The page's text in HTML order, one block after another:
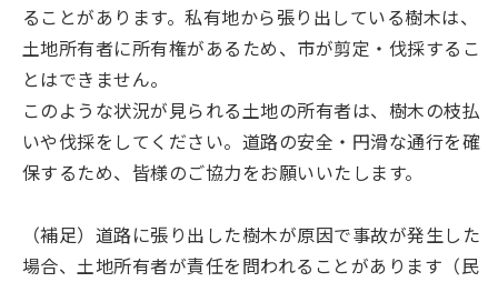
ることがあります。私有地から張り出している樹木は、
土地所有者に所有権があるため、市が剪定・伐採するこ
とはできません。
このような状況が見られる土地の所有者は、樹木の枝払
いや伐採をしてください。道路の安全・円滑な通行を確
保するため、皆様のご協力をお願いいたします。
（補足）道路に張り出した樹木が原因で事故が発生した
場合、土地所有者が責任を問われることがあります （民